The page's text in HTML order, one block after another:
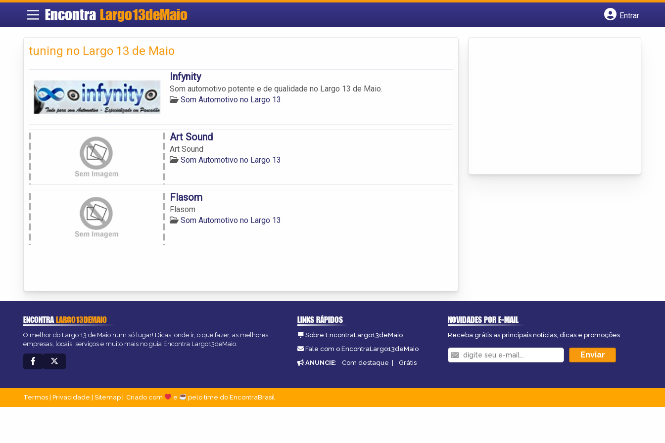
Encontra Largo13deMaio
Entrar
tuning no Largo 13 de Maio
Infynity
Som automotivo potente e de qualidade no Largo 13 de Maio.
Som Automotivo no Largo 13
Art Sound
Art Sound
Som Automotivo no Largo 13
Flasom
Flasom
Som Automotivo no Largo 13
ENCONTRALARGO13DEMAIO
O melhor do Largo 13 de Maio num só lugar! Dicas, onde ir, o que fazer, as melhores
empresas, locais, serviços e muito mais no guia Encontra Largo13deMaio.
LINKS RÁPIDOS
Sobre EncontraLargo13deMaio
Fale com o EncontraLargo13deMaio
ANUNCIE: Com destaque | Grátis
NOVIDADES POR E-MAIL
Receba grátis as principais notícias, dicas e promoções
Termos Privacidade Sitemap Criado com e pelo time do EncontraBrasil